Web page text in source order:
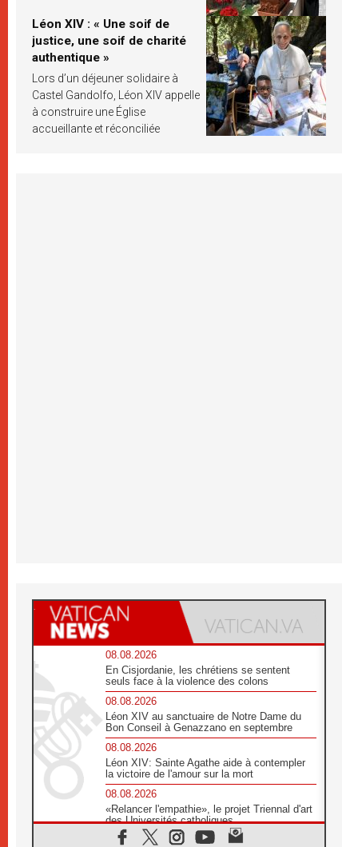
Léon XIV : « Une soif de
justice, une soif de charité
authentique »
Lors d’un déjeuner solidaire à
Castel Gandolfo, Léon XIV appelle
à construire une Église
accueillante et réconciliée
08.08.2026
En Cisjordanie, les chrétiens se sentent
seuls face à la violence des colons
08.08.2026
Léon XIV au sanctuaire de Notre Dame du
Bon Conseil à Genazzano en septembre
08.08.2026
Léon XIV: Sainte Agathe aide à contempler
la victoire de l'amour sur la mort
08.08.2026
«Relancer l'empathie», le projet Triennal d'art
des Universités catholiques
08.08.2026